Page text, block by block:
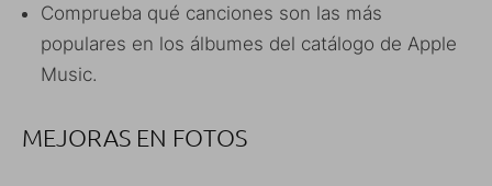
Comprueba qué canciones son las más
populares en los álbumes del catálogo de Apple
Music.
MEJORAS EN FOTOS